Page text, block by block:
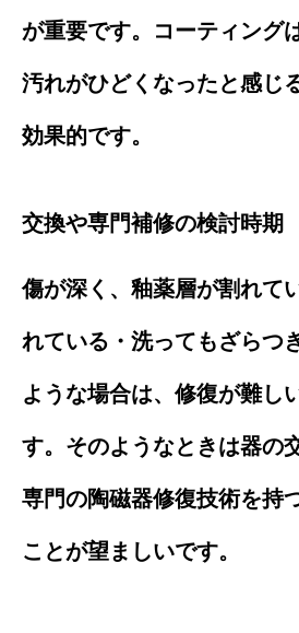
が重要です。コーティング
汚れがひどくなったと感じ
効果的です。
交換や専門補修の検討時期
傷が深く、釉薬層が割れて
れている・洗ってもざらつ
ような場合は、修復が難し
す。そのようなときは器の
専門の陶磁器修復技術を持
ことが望ましいです。